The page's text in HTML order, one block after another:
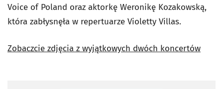
Voice of Poland oraz aktorkę Weronikę Kozakowską,
która zabłysnęła w repertuarze Violetty Villas.
Zobaczcie zdjęcia z wyjątkowych dwóch koncertów